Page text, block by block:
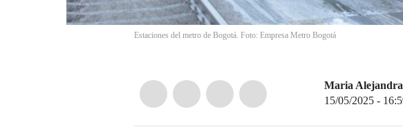
Estaciones del metro de Bogotá. Foto: Empresa Metro Bogotá
Maria
15/05/2025 -